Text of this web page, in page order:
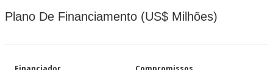
Plano De Financiamento (US$ Milhões)